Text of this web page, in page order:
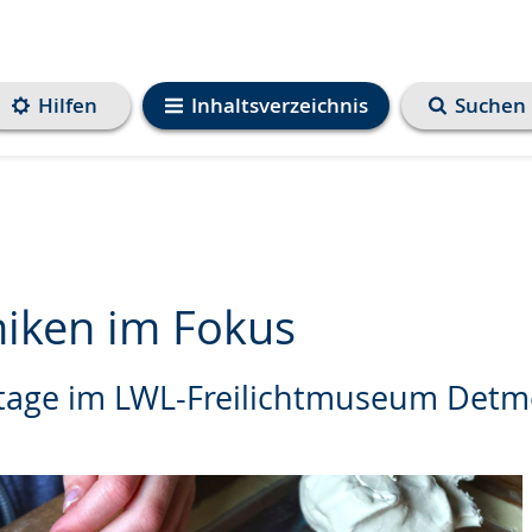
Inhaltsverzeichnis
Hilfen Suchen
im Fokus
im LWL-Freilichtmuseum